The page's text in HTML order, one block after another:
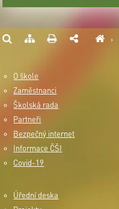
›
O škole
Zaměstnanci
Školská rada
Partneři
Bezpečný internet
Informace ČŠI
Covid-19
Úřední deska